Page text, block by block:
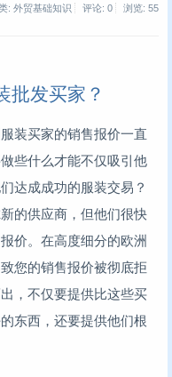
: 外贸基础知识 评论: 0 浏览: 55
批发买家？
装买家的销售报价一直
些什么才能不仅吸引他
达成成功的服装交易？
的供应商，但他们很快
价。在高度细分的欧洲
您的销售报价被彻底拒
，不仅要提供比这些买
东西，还要提供他们根